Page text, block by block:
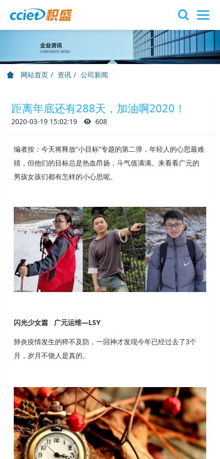
网站首页 资讯 公司新闻
距离年底还有288天，加油啊2020！
2020-03-19 15:02:19 608
编者按：今天将释放“小目标”专题的第二弹，年轻人的心思最难
猜，但他们的目标总是热血昂扬，斗气值满满。来看看广元的
男孩女孩们都有怎样的小心思呢。
闪光少女篇 广元运维—LSY
肺炎疫情发生的猝不及防，一回神才发现今年已经过去了3个
月，岁月不饶人是真的。